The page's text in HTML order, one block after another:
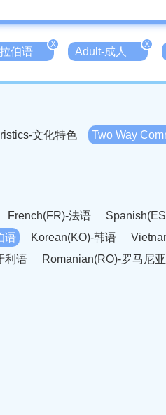
伯语
X
Adult-成人
X
文化特色 Two Way
French(FR)-法语
语 Korean(KO)-韩语
利语
Romanian(RO)-罗马尼